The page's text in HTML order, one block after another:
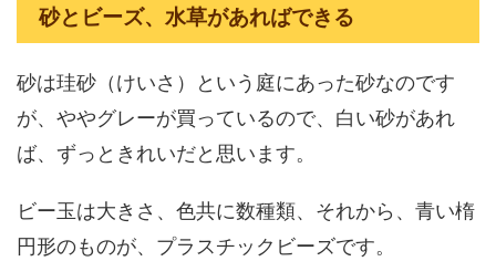
砂とビーズ、水草があればできる
砂は珪砂（けいさ）という庭にあった砂なのです
が、ややグレーが買っているので、白い砂があれ
ば、ずっときれいだと思います。
ビー玉は大きさ、色共に数種類、それから、青い楕
円形のものが、プラスチックビーズです。